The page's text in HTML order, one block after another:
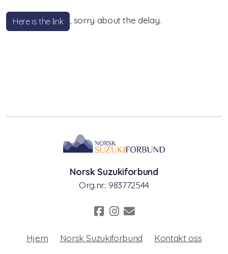
Here is the link , sorry about the delay.
Norsk Suzukiforbund
Org.nr.: 983772544
Hjem Norsk Suzukiforbund Kontakt oss
Praktisk
Cello Teacher training
Brass Teacher training